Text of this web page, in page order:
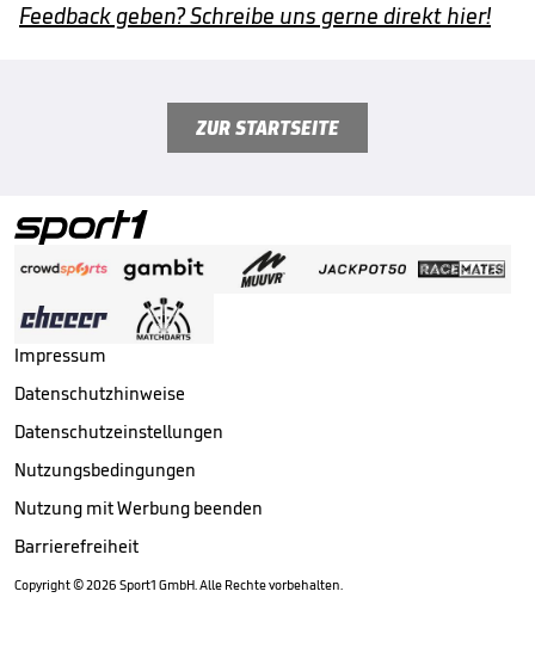
Feedback geben? Schreibe uns gerne direkt hier!
ZUR STARTSEITE
Impressum
Datenschutzhinweise
Datenschutzeinstellungen
Nutzungsbedingungen
Nutzung mit Werbung beenden
Barrierefreiheit
Copyright ©2026 Sport1 GmbH. Alle Rechte vorbehalten.